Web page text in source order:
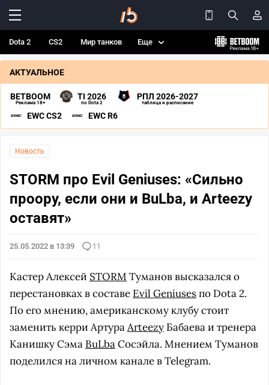
Dota 2 CS2 Мир танков Еще
АКТУАЛЬНОЕ
BETBOOM
Реклама 18+
TI 2026
по Dota 2
РПЛ 2026-2027
таблица и расписание
EWC CS2 EWC R6
Новость
STORM про Evil Geniuses: «Cильно
проору, если они и BuLba, и Arteezy
оставят»
25.05.2022 в 13:39 11
Кастер Алексей STORM Туманов высказался о
перестановках в составе Evil Geniusesпо Dota 2.
По его мнению, американскому клубу стоит
заменить керри АртураArteezy Бабаева и тренера
Канишку Сэма BuLbaСосэйла. Мнением Туманов
поделился на личном канале в Telegram.